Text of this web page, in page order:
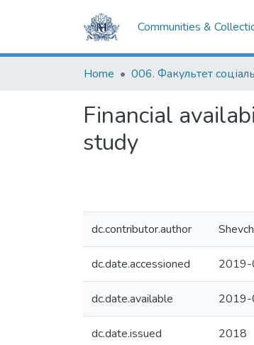
Communities &
Home
Financial
study
dc.contributor.author
dc.date.accessioned 2019-
dc.date.available 2019-
dc.date.issued 2018